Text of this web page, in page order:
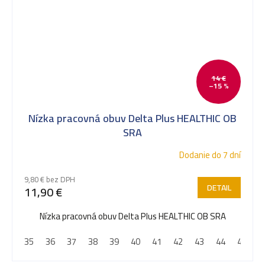
14 €
–15 %
Nízka pracovná obuv Delta Plus HEALTHIC OB
SRA
Dodanie do 7 dní
9,80 € bez DPH
11,90 € DETAIL
Nízka pracovná obuv Delta Plus HEALTHIC OB SRA
35
36 37 38 39 40 41 42 43 44 45